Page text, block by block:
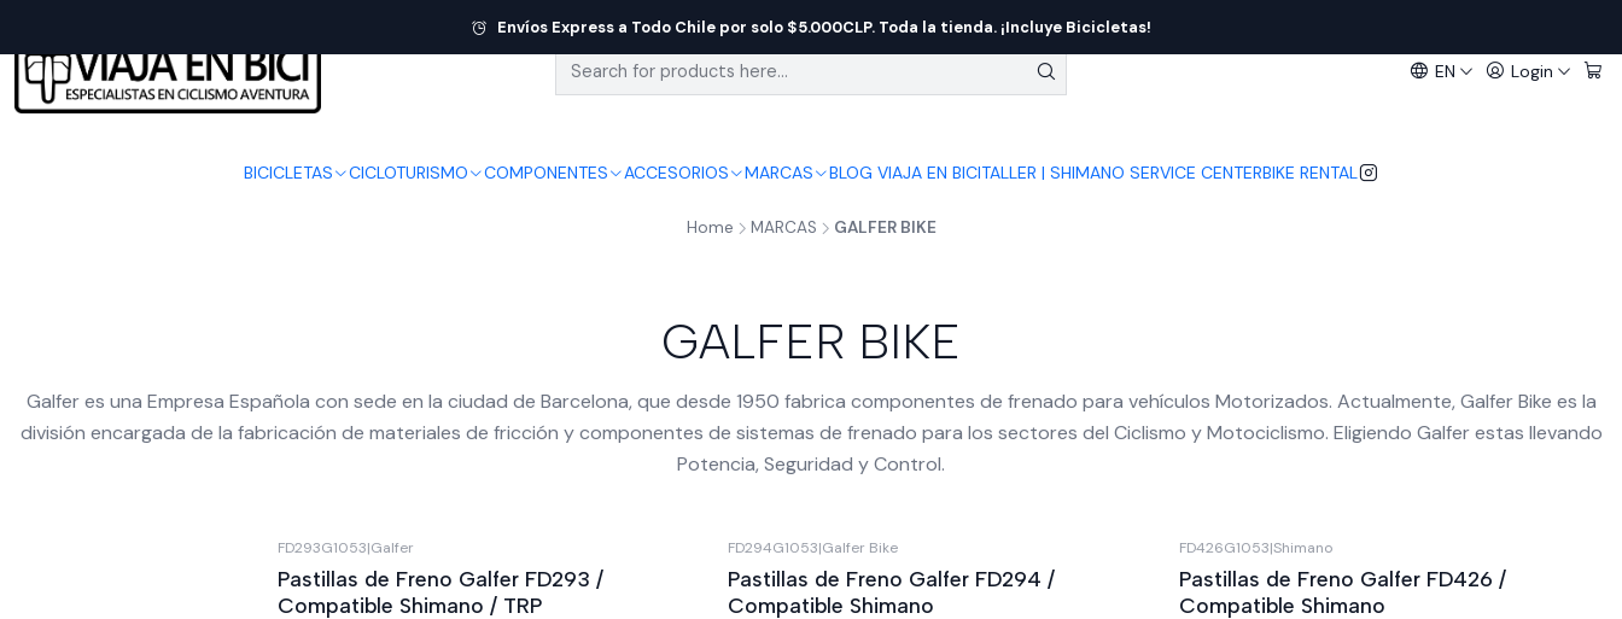
EN Login
BICICLETAS CICLOTURISMO COMPONENTES ACCESORIOS MARCAS BLOG VIAJA EN BICITALLER | SHIMANO SERVICE CENTERBIKE RENTAL
Envíos Express a Todo Chile por solo $5.000CLP. Toda la tienda. ¡Incluye Bicicletas!
Home MARCAS GALFER BIKE
GALFER BIKE
Galfer es una Empresa Española con sede en la ciudad de Barcelona, que desde 1950 fabrica componentes de frenado para vehículos Motorizados. Actualmente, Galfer Bike es la
división encargada de la fabricación de materiales de fricción y componentes de sistemas de frenado para los sectores del Ciclismo y Motociclismo. Eligiendo Galfer estas llevando
Potencia, Seguridad y Control.
FD293G1053|Galfer
Pastillas de Freno Galfer FD293 /
Compatible Shimano / TRP
FD294G1053|Galfer Bike
Pastillas de Freno Galfer FD294 /
Compatible Shimano
FD426G1053|Shimano
Pastillas de Freno Galfer FD426 /
Compatible Shimano